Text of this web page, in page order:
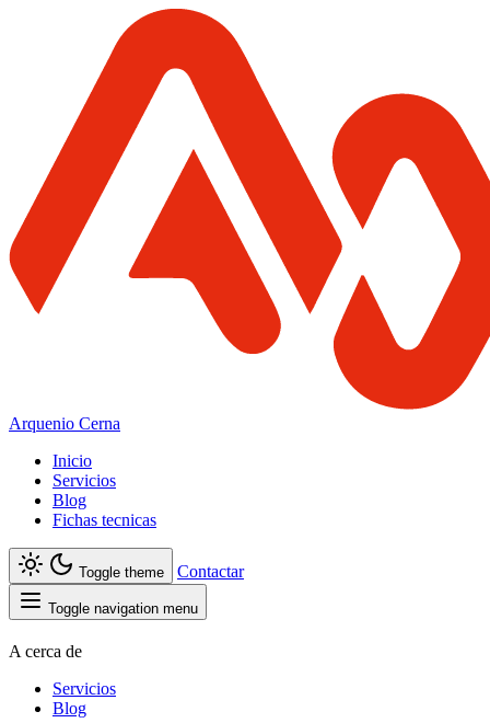
Arquenio Cerna
Inicio
Servicios
Blog
Fichas tecnicas
Toggle theme Contactar
Toggle navigation menu
A cerca de
Servicios
Blog